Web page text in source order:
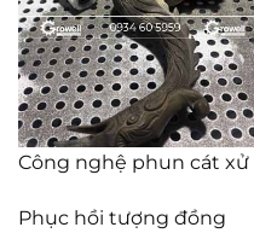
Công nghệ phun cát
Phục hồi tượng đồng